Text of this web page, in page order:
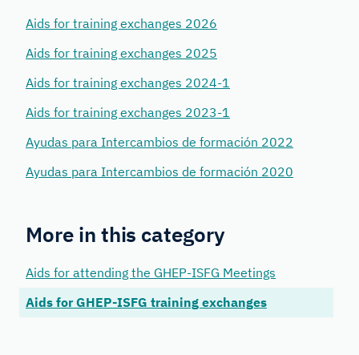
Aids for training exchanges 2026
Aids for training exchanges 2025
Aids for training exchanges 2024-1
Aids for training exchanges 2023-1
Ayudas para Intercambios de formación 2022
Ayudas para Intercambios de formación 2020
More in this category
Aids for attending the GHEP-ISFG Meetings
Aids for GHEP-ISFG training exchanges